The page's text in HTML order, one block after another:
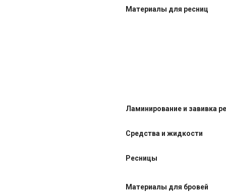
Материалы для ресниц
Ламинирование и завивка
Средства и жидкости
Ресницы
Материалы для бровей